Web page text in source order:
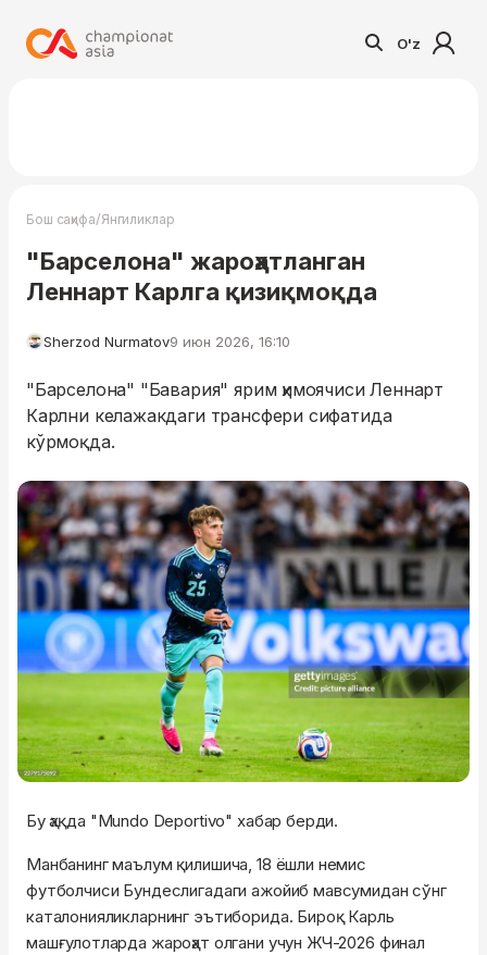
O'z
Бош саҳифа/Янгиликлар
"Барселона" жароҳатланган
Леннарт Карлга қизиқмоқда
Sherzod Nurmatov9 июн 2026, 16:10
"Барселона" "Бавария" ярим ҳимоячиси Леннарт
Карлни келажакдаги трансфери сифатида
кўрмоқда.
Бу ҳақда "Mundo Deportivo" хабар берди.
Манбанинг маълум қилишича, 18 ёшли немис
футболчиси Бундеслигадаги ажойиб мавсумидан сўнг
каталонияликларнинг эътиборида. Бироқ Карль
машғулотларда жароҳат олгани учун ЖЧ-2026 финал